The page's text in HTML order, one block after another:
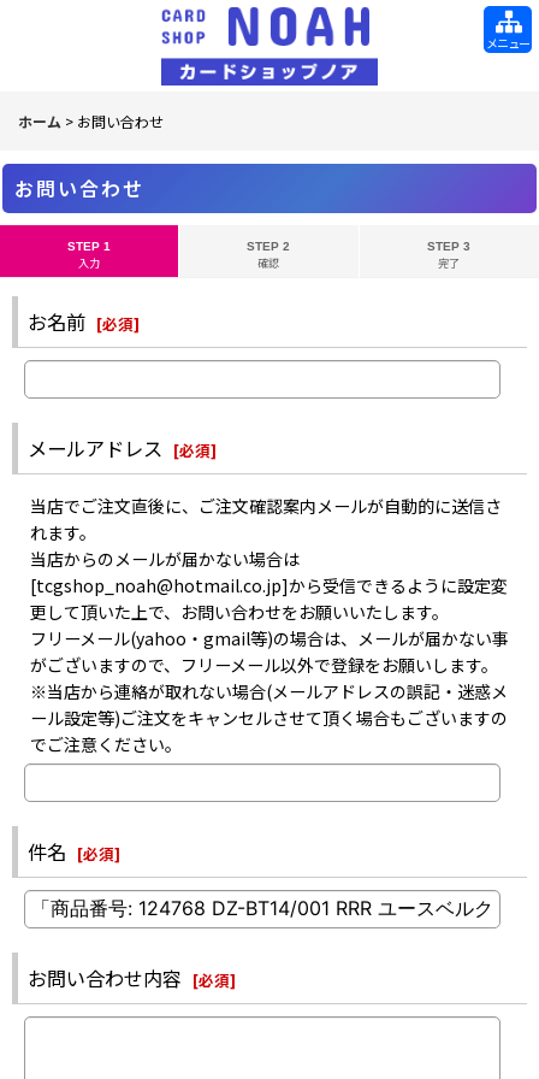
メニュー
ホーム > お問い合わせ
お問い合わせ
STEP 1
入力
STEP 2
確認
STEP 3
完了
お名前 [必須]
メールアドレス [必須]
当店でご注文直後に、ご注文確認案内メールが自動的に送信さ
れます。
当店からのメールが届かない場合は
[tcgshop_noah@hotmail.co.jp]から受信できるように設定変
更して頂いた上で、お問い合わせをお願いいたします。
フリーメール(yahoo・gmail等)の場合は、メールが届かない事
がございますので、フリーメール以外で登録をお願いします。
※当店から連絡が取れない場合(メールアドレスの誤記・迷惑メ
ール設定等)ご注文をキャンセルさせて頂く場合もございますの
でご注意ください。
件名 [必須]
お問い合わせ内容 [必須]